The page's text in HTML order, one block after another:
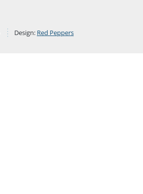
Design: Red Peppers